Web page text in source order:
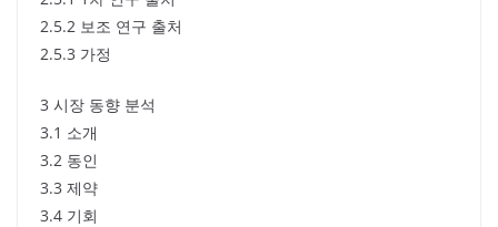
2.5.2 보조 연구 출처
2.5.3 가정
3 시장 동향 분석
3.1 소개
3.2 동인
3.3 제약
3.4 기회